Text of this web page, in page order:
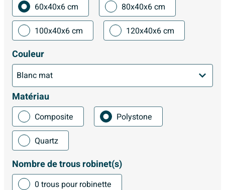
60x40x6 cm
80x40x6 cm
100x40x6 cm
120x40x6 cm
Couleur
Matériau
Composite
Polystone
Quartz
Nombre de trous robinet(s)
0 trous pour robinette